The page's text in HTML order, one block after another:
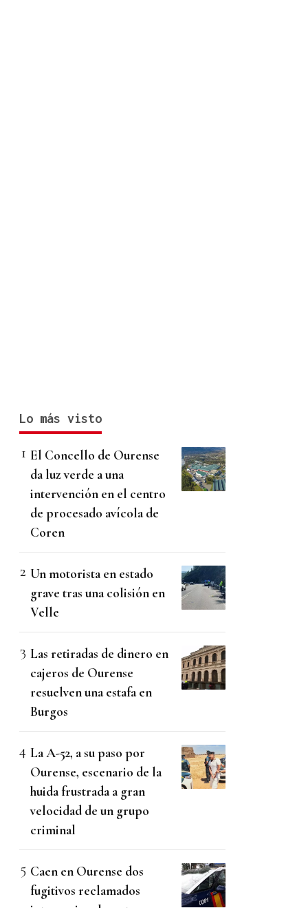
Lo más visto
El Concello de Ourense
da luz verde a una
intervención en el centro
de procesado avícola de
Coren
Un motorista en estado
grave tras una colisión en
Velle
Las retiradas de dinero en
cajeros de Ourense
resuelven una estafa en
Burgos
La A-52, a su paso por
Ourense, escenario de la
huida frustrada a gran
velocidad de un grupo
criminal
Caen en Ourense dos
fugitivos reclamados